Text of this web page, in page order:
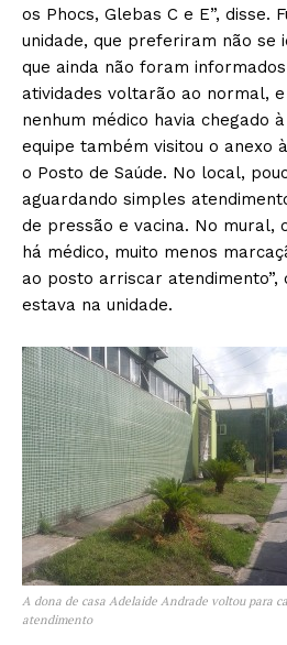
os Phocs, Glebas C e E”, disse.
unidade, que preferiram não se
que ainda não foram
atividades voltarão ao normal,
nenhum médico havia chegado
equipe também visitou o anexo
o Posto de Saúde. No local,
aguardando simples
de pressão e vacina. No mural,
há médico, muito menos
ao posto arriscar atendimento”,
estava na unidade.
A dona de casa Adelaide Andrade voltou para
atendimento